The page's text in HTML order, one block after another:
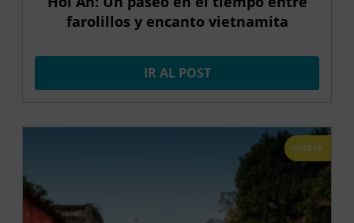
farolillos y encanto vietnamita
IR AL POST
OFERTA